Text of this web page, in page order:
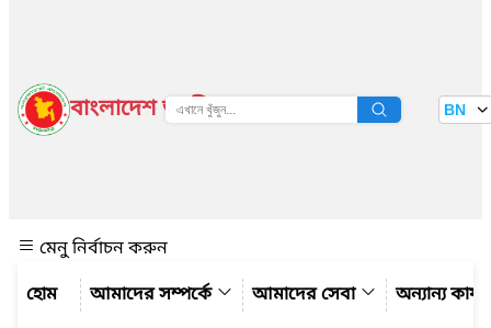
বাংলাদেশ জাতীয় তথ্য বাতায়ন BN
মেনু নির্বাচন করুন
আমাদের সম্পর্কে
আমাদের সেবা অন্যান্য